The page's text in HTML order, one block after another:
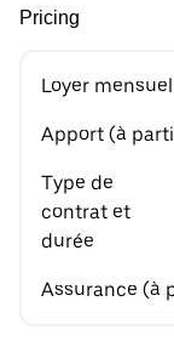
Pricing
Loyer
Apport (à
Type de
contrat et
durée
Assurance (à